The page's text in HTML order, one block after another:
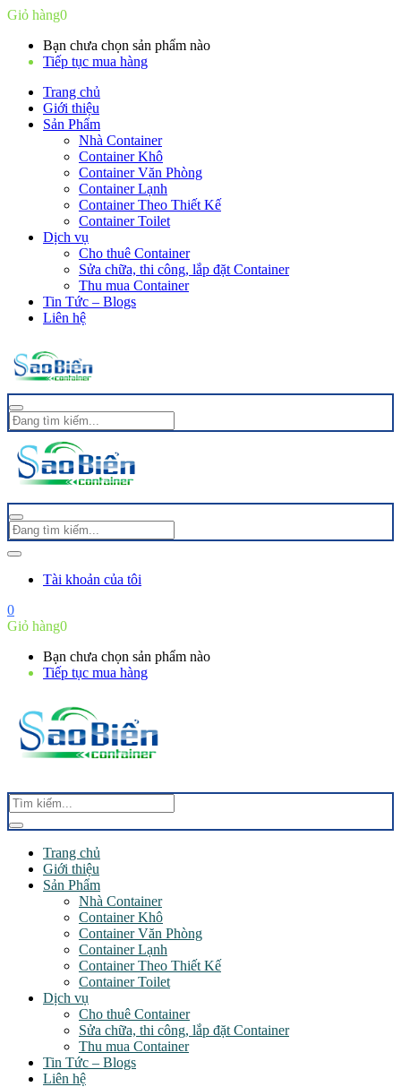
Giỏ hàng0
Bạn chưa chọn sản phẩm nào
Tiếp tục mua hàng
Trang chủ
Giới thiệu
Sản Phẩm
Nhà Container
Container Khô
Container Văn Phòng
Container Lạnh
Container Theo Thiết Kế
Container Toilet
Dịch vụ
Cho thuê Container
Sửa chữa, thi công, lắp đặt Container
Thu mua Container
Tin Tức – Blogs
Liên hệ
Tài khoản của tôi
0
Giỏ hàng0
Bạn chưa chọn sản phẩm nào
Tiếp tục mua hàng
Trang chủ
Giới thiệu
Sản Phẩm
Nhà Container
Container Khô
Container Văn Phòng
Container Lạnh
Container Theo Thiết Kế
Container Toilet
Dịch vụ
Cho thuê Container
Sửa chữa, thi công, lắp đặt Container
Thu mua Container
Tin Tức – Blogs
Liên hệ